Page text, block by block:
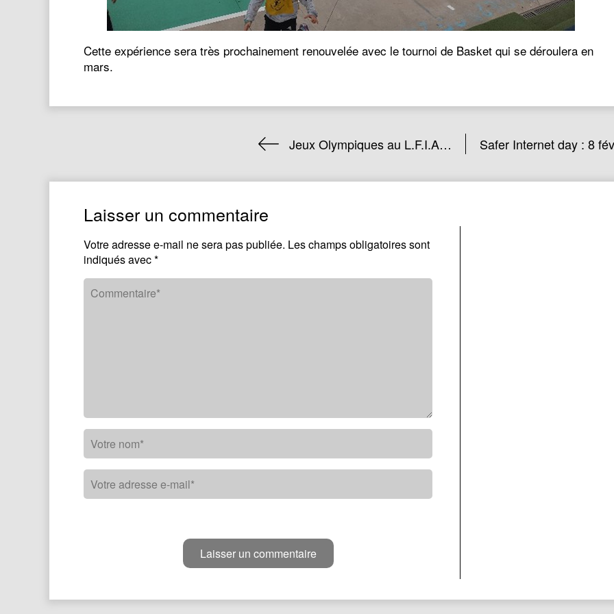
Cette expérience sera très prochainement renouvelée avec le tournoi de Basket qui se déroulera en
mars.
Jeux Olympiques au L.F.I.A… Safer Internet day : 8
Laisser un commentaire
Votre adresse e-mail ne sera pas publiée. Les champs obligatoires sont
indiqués avec*